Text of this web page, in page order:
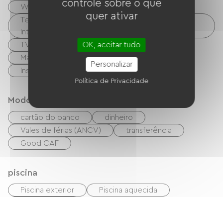
Wi-Fi grátis
Terminais de espaço cibernético / acesso à
Internet
TV
Máquina de lavar coletiva
Máquina de secar roupa coletiva
Instalações sanitárias comuns
Modos de paiement
cartão do banco
dinheiro
Vales de férias (ANCV)
transferência
Good CAF
piscina
Piscina exterior
Piscina aquecida
controle sobre o que
quer ativar
OK, aceitar tudo
Personalizar
Política de Privacidade